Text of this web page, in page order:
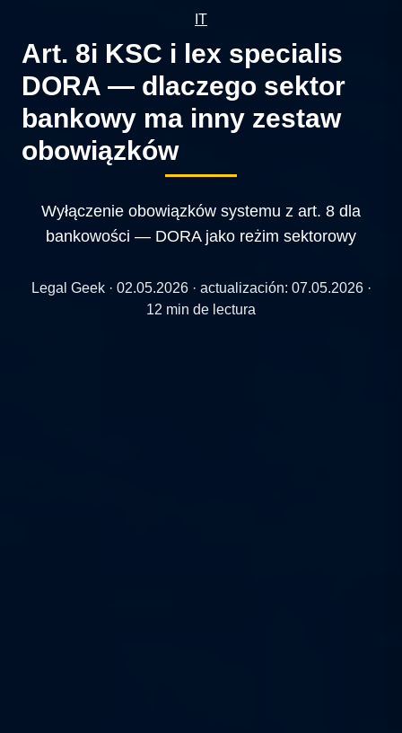
IT
Art. 8i KSC i lex specialis
DORA — dlaczego sektor
bankowy ma inny zestaw
obowiązków
Wyłączenie obowiązków systemu z art. 8 dla
bankowości — DORA jako reżim sektorowy
Legal Geek · 02.05.2026· actualización: 07.05.2026·
12 min de lectura